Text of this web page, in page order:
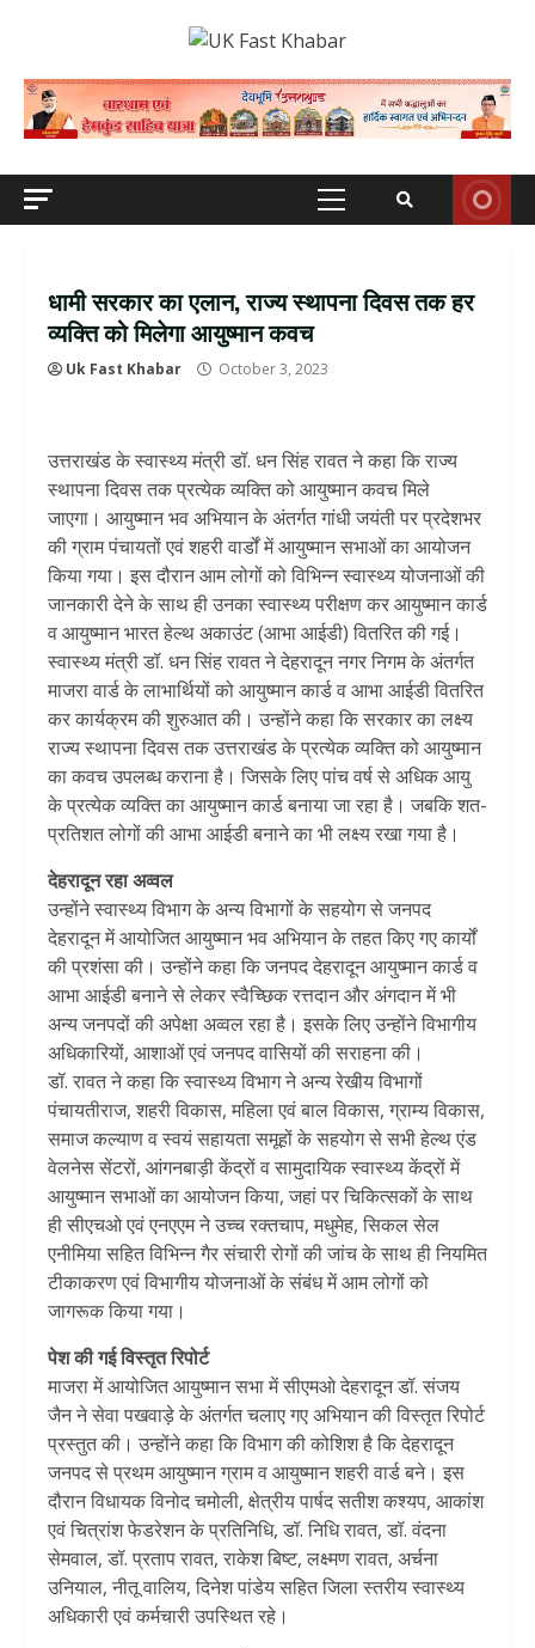
Primary
धामी सरकार का एलान, राज्य स्थापना दिवस तक हर
व्यक्ति को मिलेगा आयुष्मान कवच
Uk Fast Khabar October 3, 2023
उत्तराखंड के स्वास्थ्य मंत्री डॉ. धन सिंह रावत ने कहा कि राज्य
स्थापना दिवस तक प्रत्येक व्यक्ति को आयुष्मान कवच मिले
जाएगा। आयुष्मान भव अभियान के अंतर्गत गांधी जयंती पर प्रदेशभर
की ग्राम पंचायतों एवं शहरी वार्डों में आयुष्मान सभाओं का आयोजन
किया गया। इस दौरान आम लोगों को विभिन्न स्वास्थ्य योजनाओं की
जानकारी देने के साथ ही उनका स्वास्थ्य परीक्षण कर आयुष्मान कार्ड
व आयुष्मान भारत हेल्थ अकाउंट (आभा आईडी) वितरित की गई।
स्वास्थ्य मंत्री डॉ. धन सिंह रावत ने देहरादून नगर निगम के अंतर्गत
माजरा वार्ड के लाभार्थियों को आयुष्मान कार्ड व आभा आईडी वितरित
कर कार्यक्रम की शुरुआत की। उन्होंने कहा कि सरकार का लक्ष्य
राज्य स्थापना दिवस तक उत्तराखंड के प्रत्येक व्यक्ति को आयुष्मान
का कवच उपलब्ध कराना है। जिसके लिए पांच वर्ष से अधिक आयु
के प्रत्येक व्यक्ति का आयुष्मान कार्ड बनाया जा रहा है। जबकि शत-
प्रतिशत लोगों की आभा आईडी बनाने का भी लक्ष्य रखा गया है।
देहरादून रहा अव्वल
उन्होंने स्वास्थ्य विभाग के अन्य विभागों के सहयोग से जनपद
देहरादून में आयोजित आयुष्मान भव अभियान के तहत किए गए कार्यों
की प्रशंसा की। उन्होंने कहा कि जनपद देहरादून आयुष्मान कार्ड व
आभा आईडी बनाने से लेकर स्वैच्छिक रत्तदान और अंगदान में भी
अन्य जनपदों की अपेक्षा अव्वल रहा है। इसके लिए उन्होंने विभागीय
अधिकारियों, आशाओं एवं जनपद वासियों की सराहना की।
डॉ. रावत ने कहा कि स्वास्थ्य विभाग ने अन्य रेखीय विभागों
पंचायतीराज, शहरी विकास, महिला एवं बाल विकास, ग्राम्य विकास,
समाज कल्याण व स्वयं सहायता समूहों के सहयोग से सभी हेल्थ एंड
वेलनेस सेंटरों, आंगनबाड़ी केंद्रों व सामुदायिक स्वास्थ्य केंद्रों में
आयुष्मान सभाओं का आयोजन किया, जहां पर चिकित्सकों के साथ
ही सीएचओ एवं एनएएम ने उच्च रक्तचाप, मधुमेह, सिकल सेल
एनीमिया सहित विभिन्न गैर संचारी रोगों की जांच के साथ ही नियमित
टीकाकरण एवं विभागीय योजनाओं के संबंध में आम लोगों को
जागरूक किया गया।
पेश की गई विस्तृत रिपोर्ट
माजरा में आयोजित आयुष्मान सभा में सीएमओ देहरादून डॉ. संजय
जैन ने सेवा पखवाड़े के अंतर्गत चलाए गए अभियान की विस्तृत रिपोर्ट
प्रस्तुत की। उन्होंने कहा कि विभाग की कोशिश है कि देहरादून
जनपद से प्रथम आयुष्मान ग्राम व आयुष्मान शहरी वार्ड बने। इस
दौरान विधायक विनोद चमोली, क्षेत्रीय पार्षद सतीश कश्यप, आकांश
एवं चित्रांश फेडरेशन के प्रतिनिधि, डॉ. निधि रावत, डॉ. वंदना
सेमवाल, डॉ. प्रताप रावत, राकेश बिष्ट, लक्ष्मण रावत, अर्चना
उनियाल, नीतू वालिय, दिनेश पांडेय सहित जिला स्तरीय स्वास्थ्य
अधिकारी एवं कर्मचारी उपस्थित रहे।